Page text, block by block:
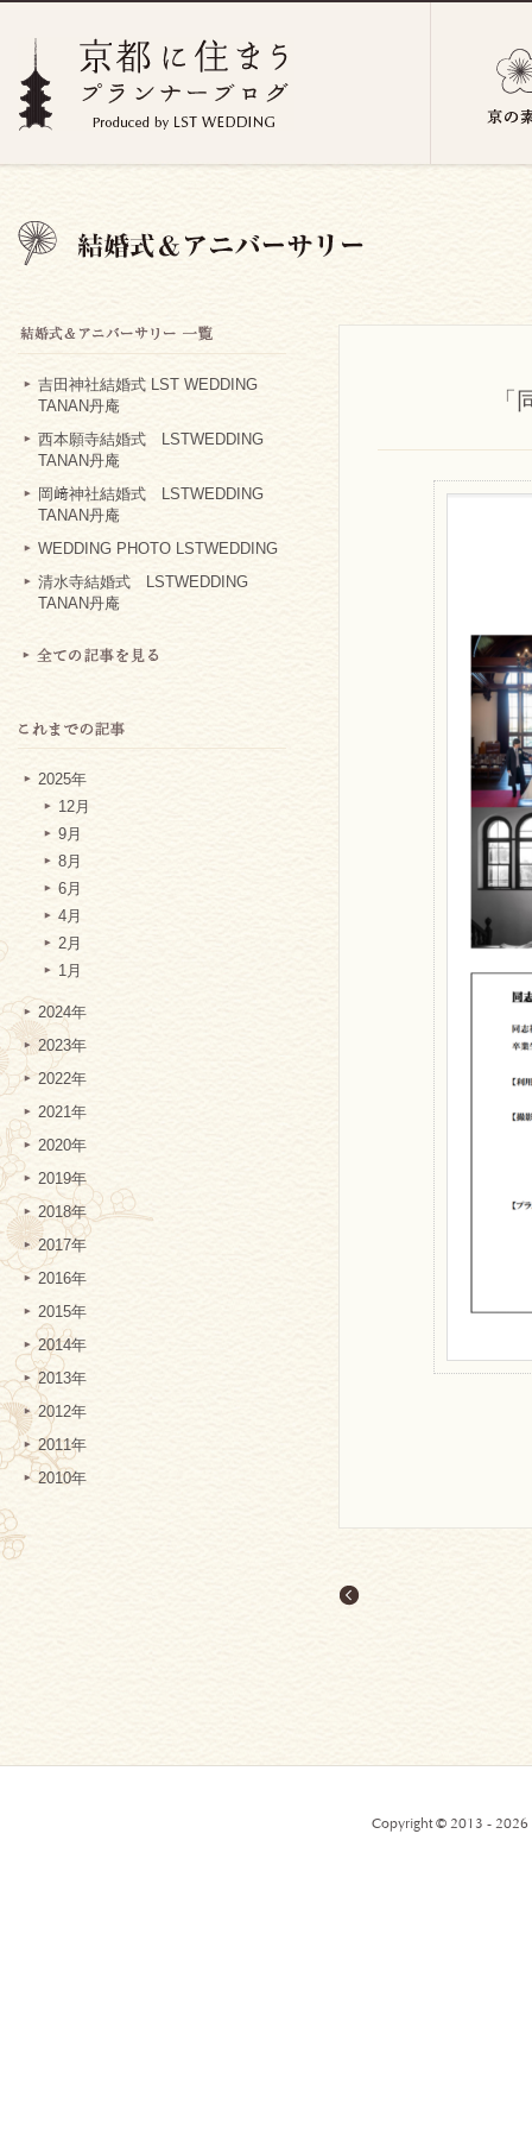
吉田神社結婚式 LST WEDDING
TANAN丹庵
西本願寺結婚式 LSTWEDDING
TANAN丹庵
岡﨑神社結婚式 LSTWEDDING
TANAN丹庵
WEDDING PHOTO LSTWEDDING
清水寺結婚式 LSTWEDDING
TANAN丹庵
2025年
12月
9月
8月
6月
4月
2月
1月
2024年
2023年
2022年
2021年
2020年
2019年
2018年
2017年
2016年
2015年
2014年
2013年
2012年
2011年
2010年
Copyright © 2013 - 2026